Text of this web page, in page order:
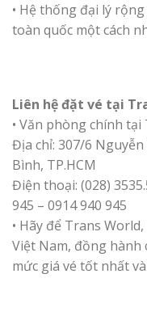
• Hệ thống đại lý
toàn quốc một cách
Liên hệ đặt vé tại
• Văn phòng chính tại
Địa chỉ: 307/6
Bình, TP.HCM
Điện thoại: (028)
945 – 0914 940 945
• Hãy để Trans
Việt Nam, đồng
mức giá vé tốt nhất